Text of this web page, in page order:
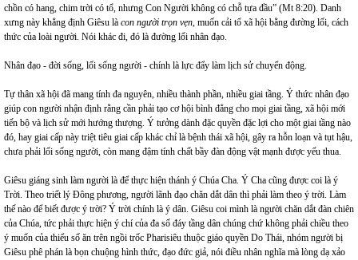
chồn có hang, chim trời có tổ, nhưng Con Người không có chỗ tựa đầu” (Mt 8:20). Danh
xưng này khẳng định Giêsu là con người trọn vẹn, muốn cải tổ xã hội bằng đường lối, cách
thức của loài người. Nói khác đi, đó là đường lối nhân đạo.
Nhân đạo - đời sống, lối sống người - chính là lực đẩy làm lịch sử chuyển động.
Tự thân xã hội đã mang tính đa nguyên, nhiều thành phần, nhiều giai tầng. Ý thức nhân đạo
giúp con người nhận định rằng cần phải tạo cơ hội bình đẳng cho mọi giai tầng, xã hội mới
tiến bộ và lịch sử mới hướng thượng. Ý tưởng dành đặc quyền đặc lợi cho một giai tầng nào
đó, hay giai cấp này triệt tiêu giai cấp khác chỉ là bệnh thái xã hội, gây ra hỗn loạn và tụt hậu,
chưa phải lối sống người, còn mang đậm tính chất bầy đàn động vật mạnh được yếu thua.
Giêsu giáng sinh làm người là để thực hiện thánh ý Chúa Cha. Ý Cha cũng được coi là ý
Trời. Theo triết lý Đông phương, người lãnh đạo chăn dắt dân thì phải làm theo ý trời. Làm
thế nào để biết được ý trời? Ý trời chính là ý dân. Giêsu coi mình là người chăn dắt đàn chiên
của Chúa, tức phải thực hiện ý chí của đa số đáy tầng dân chúng chứ không phải chiều theo
ý muốn của thiểu số ăn trên ngồi trốc Pharisiêu thuộc giáo quyền Do Thái, nhóm người bị
Giêsu phê phán là bọn chuộng hình thức, đạo đức giả, nói điều nhân nghĩa mà lòng dạ xảo